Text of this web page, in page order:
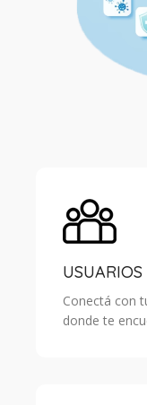
USUARIOS
Conectá con
donde te